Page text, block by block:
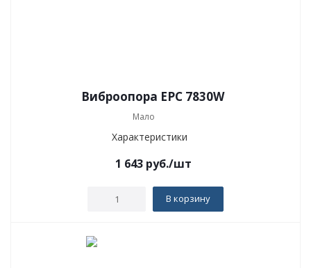
Виброопора EPC 7830W
Мало
Характеристики
1 643руб./шт
В корзину